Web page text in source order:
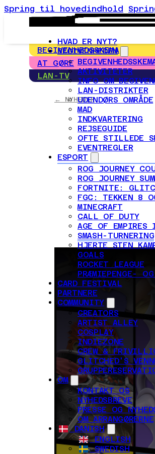
Spring til hovedindhold
HVAD ER NYT?
BEGIVENHEDEN
AKTIVITETER
INFO OM
LAN-DISTRIKTER
UDENDØRS OMRÅDE
MAD
INDKVARTERING
REJSEGUIDE
OFTE STILLEDE
EVENTREGLER
ESPORT
ROG JOURNEY
ROG JOURNEY
FORTNITE:
FGC: TEKKEN 8
MINECRAFT
CALL OF DUTY
AGE OF
SMASH-TURNERING
HJERTE STEN
GOALS
ROCKET LEAGUE
PRÆMIEPENGE-
CARD FESTIVAL
PARTNERE
COMMUNITY
CREATORS
ARTIST ALLEY
COSPLAY
INDIEZONE
CREW &
GLITCHED'S
OM
KONTAKT OS
NYHEDSBREVE
PRESSE OG
OM ARRANGØRERNE
DANISH
ENGLISH
SWEDISH
BEGIVENHEDSSKEMA
AT GØRE
LAN-TV
← NYHEDER